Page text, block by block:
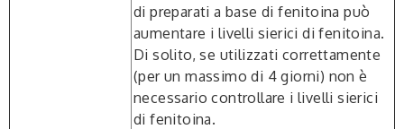
di preparati a base di fenitoina può
aumentare i livelli sierici di fenitoina.
Di solito, se utilizzati correttamente
(per un massimo di 4 giorni) non è
necessario controllare i livelli sierici
di fenitoina.